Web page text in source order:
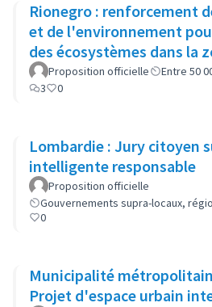
Rionegro : renforcement
et de l'environnement
des écosystèmes dans la
municipalité
Proposition officielle
Entre 50
3
0
Lombardie : Jury citoyen
intelligente responsable
Proposition officielle
Gouvernements supra-locaux,
0
Municipalité
Projet d'espace urbain